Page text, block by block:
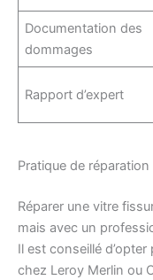
Documentation des
dommages
Rapport d’expert
Pratique de réparation
Réparer une vitre
mais avec un
Il est conseillé
chez Leroy Merlin ou